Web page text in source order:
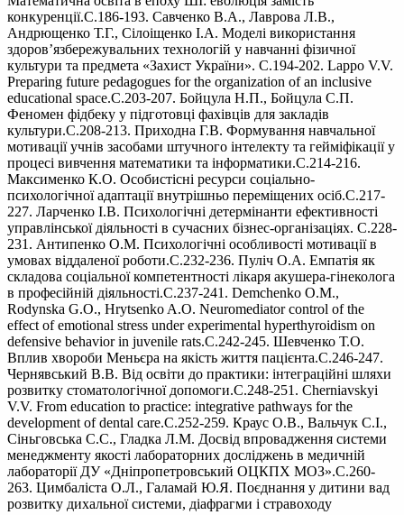
конкуренції.С.186-193. Савченко В.А., Лаврова Л.В.,
Андрющенко Т.Г., Сілоіщенко І.А. Моделі використання
здоров’язбережувальних технологій у навчанні фізичної
культури та предмета «Захист України». С.194-202. Lappo V.V.
Preparing future pedagogues for the organization of an inclusive
educational space.С.203-207. Бойцула Н.П., Бойцула С.П.
Феномен фідбеку у підготовці фахівців для закладів
культури.С.208-213. Приходна Г.В. Формування навчальної
мотивації учнів засобами штучного інтелекту та гейміфікації у
процесі вивчення математики та інформатики.С.214-216.
Максименко К.О. Особистісні ресурси соціально-
психологічної адаптації внутрішньо переміщених осіб.С.217-
227. Ларченко І.В. Психологічні детермінанти ефективності
управлінської діяльності в сучасних бізнес-організаціях. С.228-
231. Антипенко О.М. Психологічні особливості мотивації в
умовах віддаленої роботи.С.232-236. Пуліч О.А. Емпатія як
складова соціальної компетентності лікаря акушера-гінеколога
в професійній діяльності.С.237-241. Demchenko O.M.,
Rodynska G.O., Hrytsenko A.O. Neuromediator control of the
effect of emotional stress under experimental hyperthyroidism on
defensive behavior in juvenile rats.С.242-245. Шевченко Т.О.
Вплив хвороби Меньєра на якість життя пацієнта.С.246-247.
Чернявський В.В. Від освіти до практики: інтеграційні шляхи
розвитку стоматологічної допомоги.С.248-251. Cherniavskyi
V.V. From education to practice: integrative pathways for the
development of dental care.С.252-259. Краус О.В., Вальчук С.І.,
Сіньговська С.С., Гладка Л.М. Досвід впровадження системи
менеджменту якості лабораторних досліджень в медичній
лабораторії ДУ «Дніпропетровський ОЦКПХ МОЗ».С.260-
263. Цимбаліста О.Л., Галамай Ю.Я. Поєднання у дитини вад
розвитку дихальної системи, діафрагми і стравоходу